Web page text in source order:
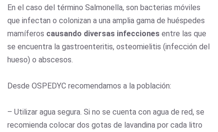
En el caso del término Salmonella, son bacterias móviles
que infectan o colonizan a una amplia gama de huéspedes
mamíferos causando diversas infecciones entre las que
se encuentra la gastroenteritis, osteomielitis (infección del
hueso) o abscesos.
Desde OSPEDYC recomendamos a la población:
– Utilizar agua segura. Si no se cuenta con agua de red, se
recomienda colocar dos gotas de lavandina por cada litro